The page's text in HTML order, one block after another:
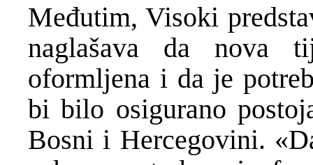
Međutim, Visoki
naglašava da nova
oformljena i da je
bi bilo osigurano
Bosni i Hercegovini.